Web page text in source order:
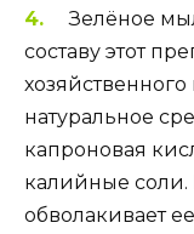
Зелёное
составу этот
натуральное
капроновая
калийные соли.
обволакивает